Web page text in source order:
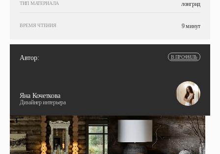
ТИП МАТЕРИАЛА лонгрид
ВРЕМЯ ЧТЕНИЯ 9 минут
Яна Кочеткова
Дизайнер интерьера
В ПРОФИЛЬ
Автор: